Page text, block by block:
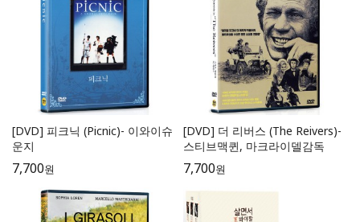
[DVD] 피크닉 (Picnic)- 이와이슈
운지
7,700원
[DVD] 더 리버스 (The Reivers)-
스티브맥퀸, 마크라이델감독
7,700원